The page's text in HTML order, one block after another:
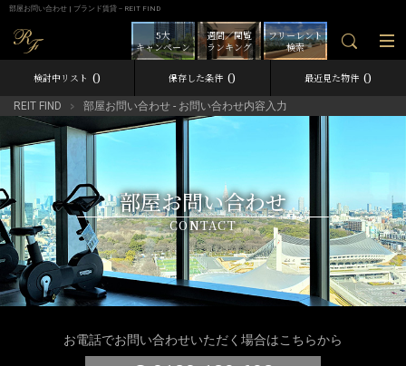
部屋お問い合わせ | ブランド賃貸－REIT FIND
フリーレント
検索
週間／閲覧
ランキング
5大
キャンペーン
検討中リスト 0 保存した条件 0 最近見た物件 0
REIT FIND 部屋お問い合わせ - お問い合わせ内容入力
部屋お問い合わせ
CONTACT
お電話でお問い合わせいただく場合はこちらから